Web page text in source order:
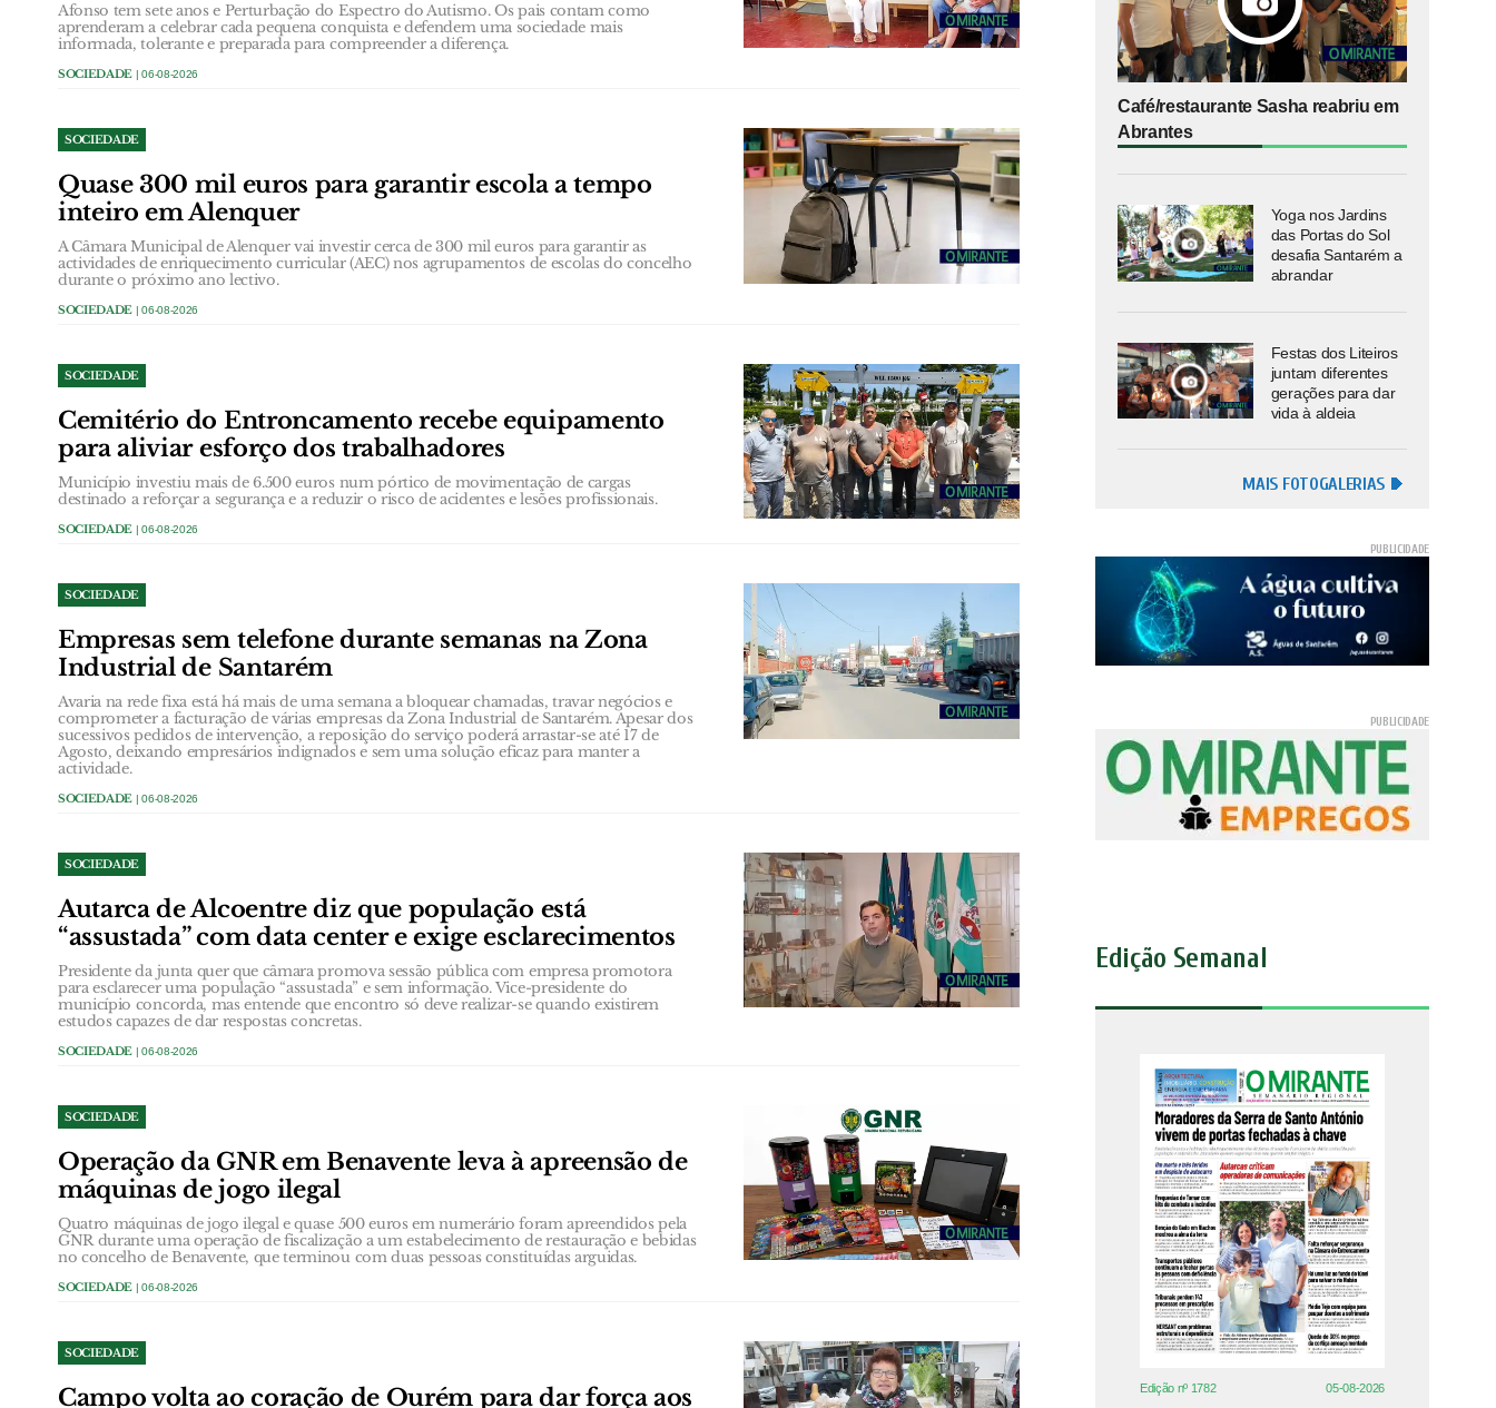
Afonso tem sete anos e Perturbação do Espectro do Autismo. Os pais contam como
aprenderam a celebrar cada pequena conquista e defendem uma sociedade mais
informada, tolerante e preparada para compreender a diferença.
SOCIEDADE | 06-08-2026
SOCIEDADE
Quase 300 mil euros para garantir escola a tempo
inteiro em Alenquer
A Câmara Municipal de Alenquer vai investir cerca de 300 mil euros para garantir as
actividades de enriquecimento curricular (AEC) nos agrupamentos de escolas do concelho
durante o próximo ano lectivo.
SOCIEDADE | 06-08-2026
SOCIEDADE
Cemitério do Entroncamento recebe equipamento
para aliviar esforço dos trabalhadores
Município investiu mais de 6.500 euros num pórtico de movimentação de cargas
destinado a reforçar a segurança e a reduzir o risco de acidentes e lesões profissionais.
SOCIEDADE | 06-08-2026
SOCIEDADE
Empresas sem telefone durante semanas na Zona
Industrial de Santarém
Avaria na rede fixa está há mais de uma semana a bloquear chamadas, travar negócios e
comprometer a facturação de várias empresas da Zona Industrial de Santarém. Apesar dos
sucessivos pedidos de intervenção, a reposição do serviço poderá arrastar-se até 17 de
Agosto, deixando empresários indignados e sem uma solução eficaz para manter a
actividade.
SOCIEDADE | 06-08-2026
SOCIEDADE
Autarca de Alcoentre diz que população está
“assustada” com data center e exige esclarecimentos
Presidente da junta quer que câmara promova sessão pública com empresa promotora
para esclarecer uma população “assustada” e sem informação. Vice-presidente do
município concorda, mas entende que encontro só deve realizar-se quando existirem
estudos capazes de dar respostas concretas.
SOCIEDADE | 06-08-2026
SOCIEDADE
Operação da GNR em Benavente leva à apreensão de
máquinas de jogo ilegal
Quatro máquinas de jogo ilegal e quase 500 euros em numerário foram apreendidos pela
GNR durante uma operação de fiscalização a um estabelecimento de restauração e bebidas
no concelho de Benavente, que terminou com duas pessoas constituídas arguidas.
SOCIEDADE | 06-08-2026
SOCIEDADE
Campo volta ao coração de Ourém para dar força aos
Café/restaurante Sasha reabriu em
Abrantes
Yoga nos Jardins
das Portas do Sol
desafia Santarém a
abrandar
Festas dos Liteiros
juntam diferentes
gerações para dar
vida à aldeia
MAIS FOTOGALERIAS
Edição Semanal
Edição nº 1782 05-08-2026